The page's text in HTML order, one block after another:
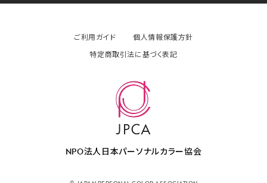
ご利用ガイド
個人情報保護方針
特定商取引法に基づく表記
NPO法人日本パーソナルカラー協会